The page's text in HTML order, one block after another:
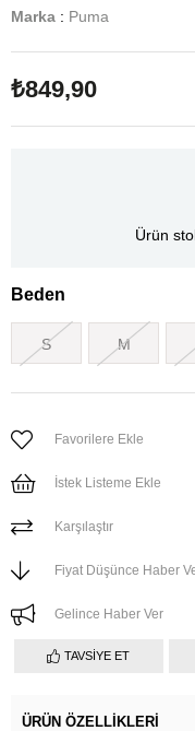
Marka : Puma
₺849,90
Ürün
Beden
S M
Favorilere Ekle
İstek Listeme Ekle
Karşılaştır
Fiyat Düşünce Haber
Gelince Haber Ver
TAVSIYE ET
ÜRÜN ÖZELLIKLERI